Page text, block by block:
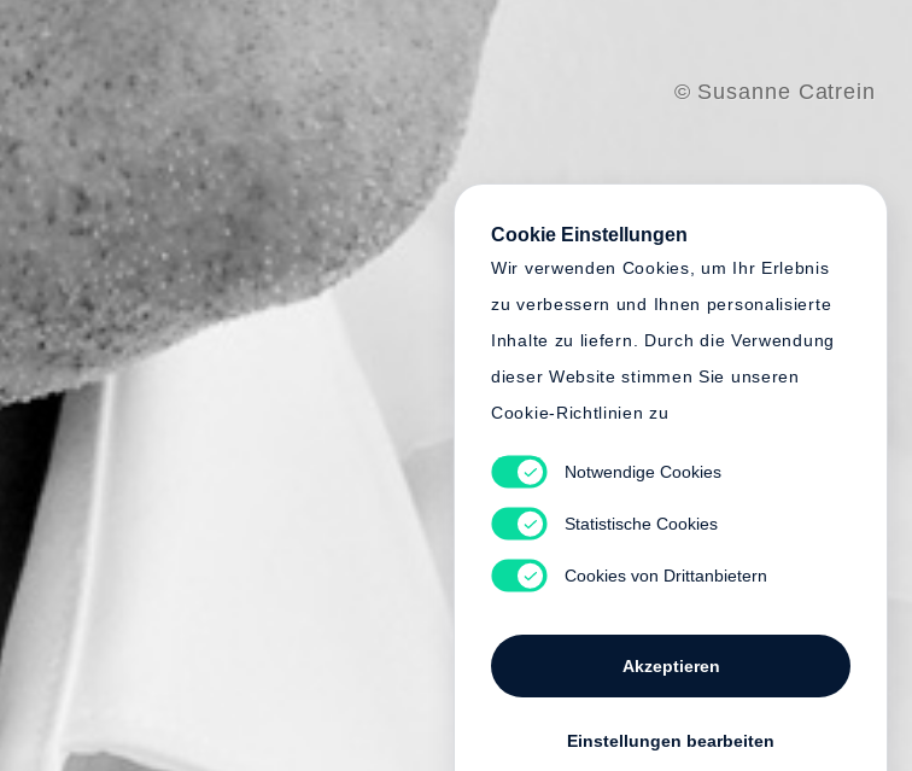
© Susanne Catrein
Cookie Einstellungen
Wir verwenden Cookies, um Ihr Erlebnis
zu verbessern und Ihnen personalisierte
Inhalte zu liefern. Durch die Verwendung
dieser Website stimmen Sie unseren
Cookie-Richtlinien zu
Notwendige Cookies
Statistische Cookies
Cookies von Drittanbietern
Akzeptieren
Einstellungen bearbeiten